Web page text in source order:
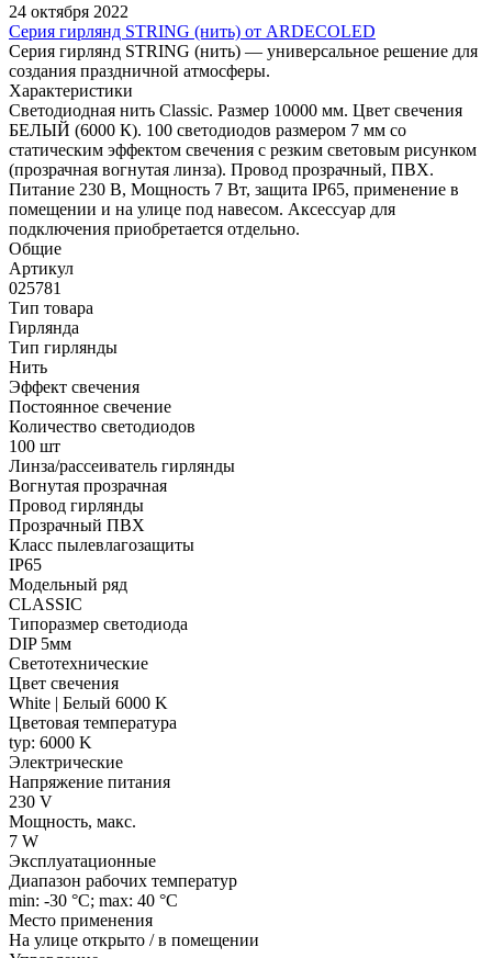
24 октября 2022
Серия гирлянд STRING (нить) от ARDECOLED
Серия гирлянд STRING (нить) — универсальное решение для
создания праздничной атмосферы.
Характеристики
Светодиодная нить Classic. Размер 10000 мм. Цвет свечения
БЕЛЫЙ (6000 К). 100 светодиодов размером 7 мм со
статическим эффектом свечения с резким световым рисунком
(прозрачная вогнутая линза). Провод прозрачный, ПВХ.
Питание 230 В, Мощность 7 Вт, защита IP65, применение в
помещении и на улице под навесом. Аксессуар для
подключения приобретается отдельно.
Общие
Артикул
025781
Тип товара
Гирлянда
Тип гирлянды
Нить
Эффект свечения
Постоянное свечение
Количество светодиодов
100 шт
Линза/рассеиватель гирлянды
Вогнутая прозрачная
Провод гирлянды
Прозрачный ПВХ
Класс пылевлагозащиты
IP65
Модельный ряд
CLASSIC
Типоразмер светодиода
DIP 5мм
Светотехнические
Цвет свечения
White | Белый 6000 K
Цветовая температура
typ: 6000 K
Электрические
Напряжение питания
230 V
Мощность, макс.
7 W
Эксплуатационные
Диапазон рабочих температур
min: -30 °C; max: 40 °C
Место применения
На улице открыто / в помещении